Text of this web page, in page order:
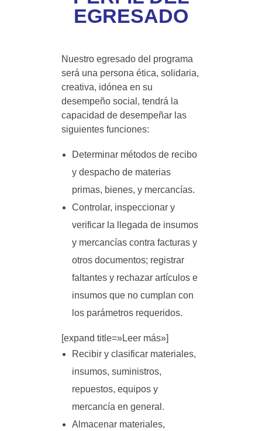
EGRESADO
Nuestro egresado del programa
será una persona ética, solidaria,
creativa, idónea en su
desempeño social, tendrá la
capacidad de desempeñar las
siguientes funciones:
Determinar métodos de recibo
y despacho de materias
primas, bienes, y mercancías.
Controlar, inspeccionar y
verificar la llegada de insumos
y mercancías contra facturas y
otros documentos; registrar
faltantes y rechazar artículos e
insumos que no cumplan con
los parámetros requeridos.
[expand title=»Leer más»]
Recibir y clasificar materiales,
insumos, suministros,
repuestos, equipos y
mercancía en general.
Almacenar materiales,